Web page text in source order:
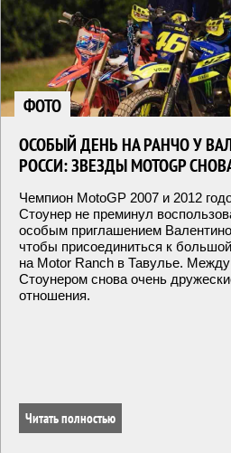
ФОТО
ОСОБЫЙ ДЕНЬ НА РАНЧО У
РОССИ: ЗВЕЗДЫ MOTOGP
Чемпион MotoGP 2007 и 2012
Стоунер не преминул
особым приглашением
чтобы присоединиться к
на Motor Ranch в Тавулье.
Стоунером снова очень
отношения.
Читать полностью